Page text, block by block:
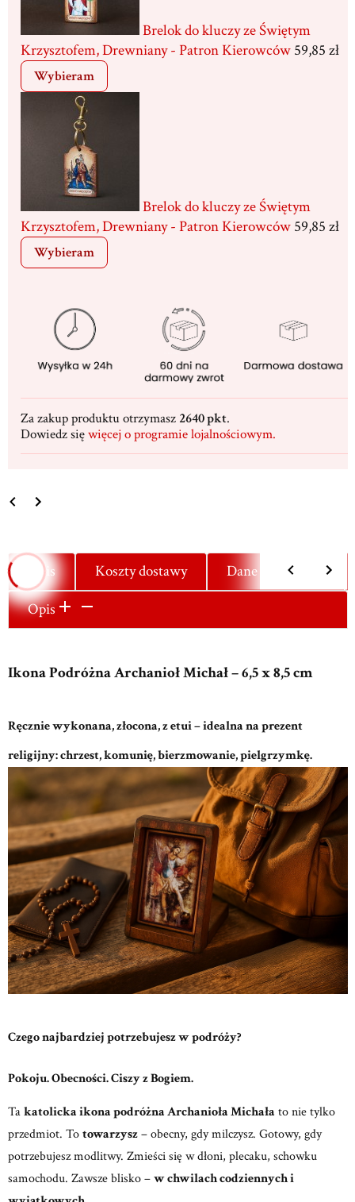
Brelok do kluczy ze Świętym
Krzysztofem, Drewniany - Patron Kierowców 59,85 zł
Wybieram
Brelok do kluczy ze Świętym
Krzysztofem, Drewniany - Patron Kierowców 59,85 zł
Wybieram
Za zakup produktu otrzymasz 2640 pkt.
Dowiedz sięwięcej o programie lojalnościowym.
Opis Koszty dostawy
Dane techniczne
Opis
Ikona Podróżna Archanioł Michał – 6,5 x 8,5 cm
Ręcznie wykonana, złocona, z etui – idealna na prezent
religijny: chrzest, komunię, bierzmowanie, pielgrzymkę.
Czego najbardziej potrzebujesz w podróży?
Pokoju. Obecności. Ciszy z Bogiem.
Ta katolicka ikona podróżna Archanioła Michała to nie tylko
przedmiot. To towarzysz – obecny, gdy milczysz. Gotowy, gdy
potrzebujesz modlitwy. Zmieści się w dłoni, plecaku, schowku
samochodu. Zawsze blisko – w chwilach codziennych i